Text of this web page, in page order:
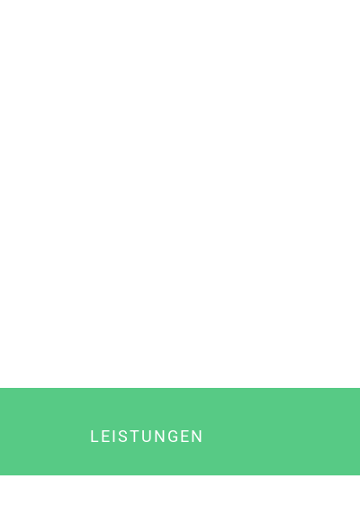
LEISTUNGEN